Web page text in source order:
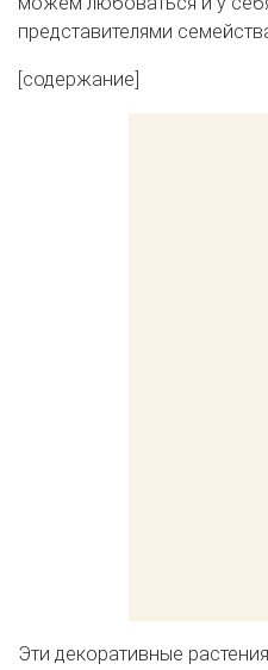
представителями
[содержание]
Эти декоративные